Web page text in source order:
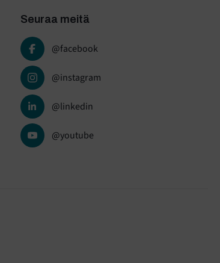
Seuraa meitä
@facebook
@instagram
@linkedin
@youtube